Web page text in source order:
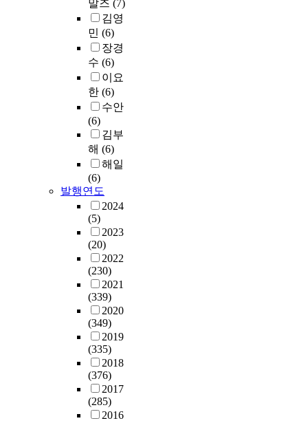
말즈 (7)
김영
민 (6)
장경
수 (6)
이요
한 (6)
수안
(6)
김부
해 (6)
해일
(6)
발행연도
2024
(5)
2023
(20)
2022
(230)
2021
(339)
2020
(349)
2019
(335)
2018
(376)
2017
(285)
2016